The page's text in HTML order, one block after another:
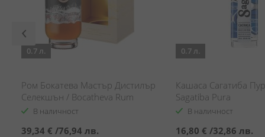
0.7 л.
Ром Бокатева Мастър Дистилър
Селекшън / Bocatheva Rum
Master Distiller Selection
В наличност
39,34 € /76,94 лв.
0.7 л.
Кашаса Сагатиба
Sagatiba Pura
В наличност
16,80 € /32,86 лв.